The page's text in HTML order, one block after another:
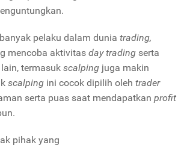
pelaku dalam dunia trading,
mencoba aktivitas day trading serta
termasuk scalping juga makin
scalping ini cocok dipilih oleh trader
serta puas saat mendapatkan profit
pihak yang